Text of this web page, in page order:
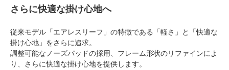
さらに快適な掛け心地へ
従来モデル「エアレスリーフ」の特徴である「軽さ」と「快適な
掛け心地」をさらに追求。
調整可能なノーズパッドの採用、フレーム形状のリファインによ
り、さらに快適な掛け心地を提供します。